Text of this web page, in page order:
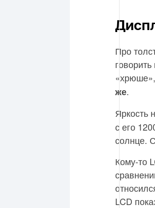
Про
же.
Яркость
с его
солнце.
Кому-то
LCD